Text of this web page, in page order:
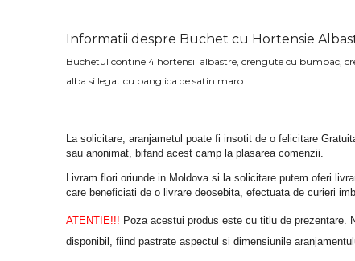
Informatii despre Buchet cu Hortensie
Buchetul contine 4 hortensii albastre, crengute cu bumbac,
alba si legat cu panglica de satin maro.
La solicitare, aranjametul poate fi insotit de o felicitare
sau anonimat, bifand acest camp la plasarea comenzii.
Livram flori oriunde in Moldova si la solicitare putem oferi
care beneficiati de o livrare deosebita, efectuata de curieri
ATENTIE!!! Poza acestui produs este cu titlu de prezentare.
disponibil, fiind pastrate aspectul si dimensiunile